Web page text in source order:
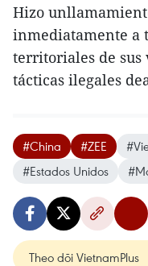
Hizo
inmediatamente a
territoriales de sus
tácticas ilegales
#China #ZEE
#Estados Unidos
Theo dõi VietnamPlus